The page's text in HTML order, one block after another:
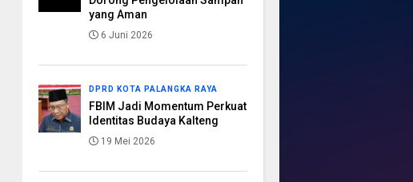
yang Aman
6 Juni 2026
DPRD KOTA PALANGKA RAYA
FBIM Jadi Momentum Perkuat
Identitas Budaya Kalteng
19 Mei 2026